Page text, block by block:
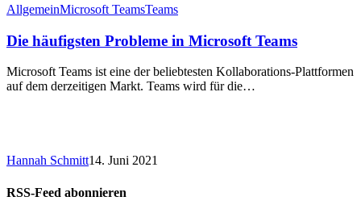
AllgemeinMicrosoft TeamsTeams
Die häufigsten Probleme in Microsoft Teams
Microsoft Teams ist eine der beliebtesten Kollaborations-Plattformen
auf dem derzeitigen Markt. Teams wird für die…
Hannah Schmitt14. Juni 2021
RSS-Feed abonnieren